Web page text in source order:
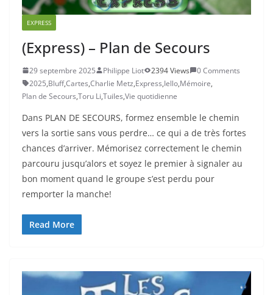
EXPRESS
(Express) – Plan de Secours
29 septembre 2025 Philippe Liot 2394 Views
0 Comments
2025,Bluff,Cartes,Charlie Metz,Express,Iello,Mémoire,
Plan de Secours,Toru Li,Tuiles,Vie quotidienne
Dans PLAN DE SECOURS, formez ensemble le chemin
vers la sortie sans vous perdre… ce qui a de très fortes
chances d’arriver. Mémorisez correctement le chemin
parcouru jusqu’alors et soyez le premier à signaler au
bon moment quand le groupe s’est perdu pour
remporter la manche!
Read More